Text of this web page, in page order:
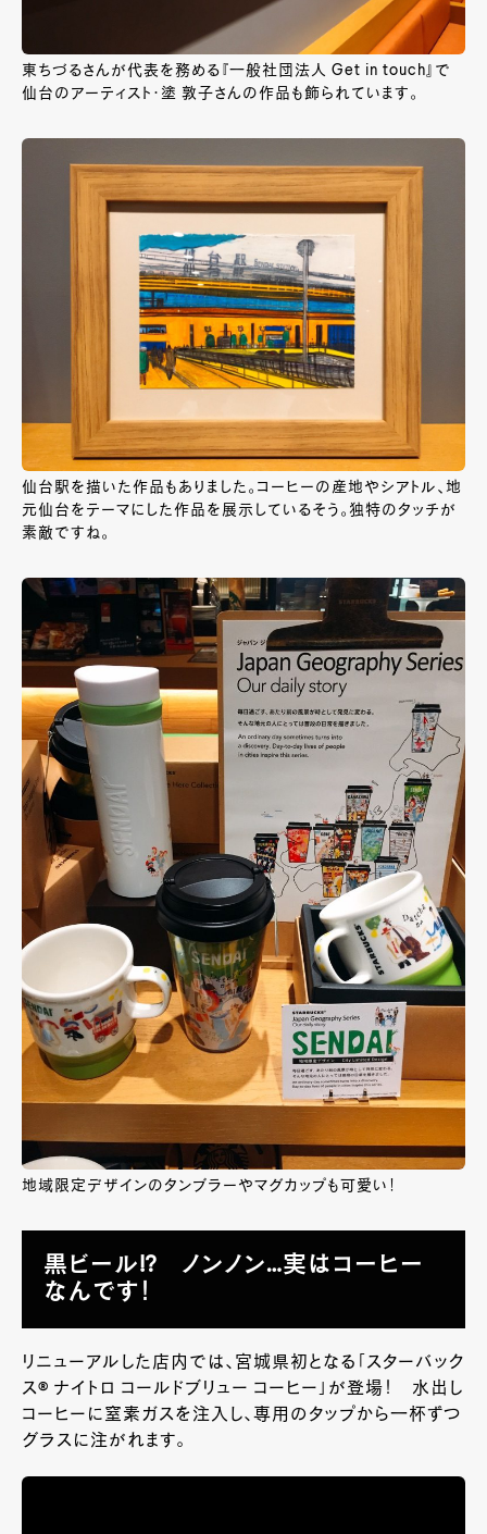
東ちづるさんが代表を務める『一般社団法人 Get in touch』で
仙台のアーティスト・塗 敦子さんの作品も飾られています。
仙台駅を描いた作品もありました。コーヒーの産地やシアトル、地
元仙台をテーマにした作品を展示しているそう。独特のタッチが
素敵ですね。
地域限定デザインのタンブラーやマグカップも可愛い！
黒ビール!? ノンノン…実はコーヒー
なんです！
リニューアルした店内では、宮城県初となる「スターバック
ス® ナイトロ コールドブリュー コーヒー」が登場！ 水出し
コーヒーに窒素ガスを注入し、専用のタップから一杯ずつ
グラスに注がれます。